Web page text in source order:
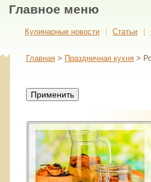
Главное меню
Кулинарные новости Cтатьи
Главная > Праздничная кухня >